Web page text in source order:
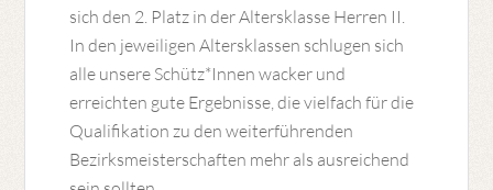
sich den 2. Platz in der Altersklasse Herren II.
In den jeweiligen Altersklassen schlugen sich
alle unsere Schütz*Innen wacker und
erreichten gute Ergebnisse, die vielfach für die
Qualifikation zu den weiterführenden
Bezirksmeisterschaften mehr als ausreichend